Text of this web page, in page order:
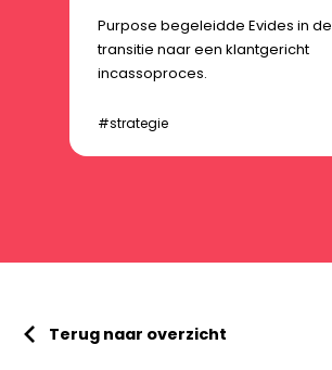
Purpose begeleidde Evides in de
transitie naar een klantgericht
incassoproces.
#strategie
Terug naar overzicht